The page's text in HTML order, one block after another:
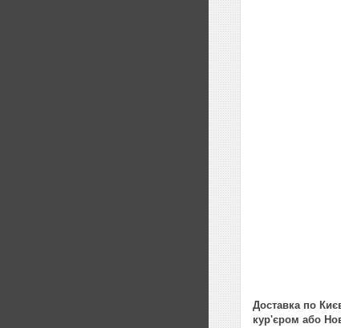
Доставка по
кур'єром або